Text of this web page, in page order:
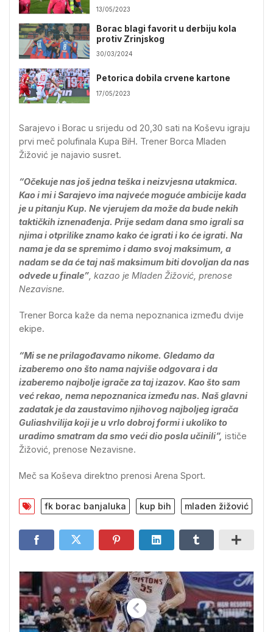
13/05/2023
Borac blagi favorit u derbiju kola
protiv Zrinjskog
30/03/2024
Petorica dobila crvene kartone
17/05/2023
Sarajevo i Borac u srijedu od 20,30 sati na Koševu igraju
prvi meč polufinala Kupa BiH. Trener Borca Mladen
Žižović je najavio susret.
“Očekuje nas još jedna teška i neizvjesna utakmica.
Kao i mi i Sarajevo ima najveće moguće ambicije kada
je u pitanju Kup. Ne vjerujem da može da bude nekih
taktičkih iznenađenja. Prije sedam dana smo igrali sa
njima i otprilike znamo kako će igrati i ko će igrati. Na
nama je da se spremimo i damo svoj maksimum, a
nadam se da će taj naš maksimum biti dovoljan da nas
odvede u finale” , kazao je Mladen Žižović, prenose
Nezavisne.
Trener Borca kaže da nema nepoznanica između dvije
ekipe.
“Mi se ne prilagođavamo nikome. Gledamo da
izaberemo ono što nama najviše odgovara i da
izaberemo najbolje igrače za taj izazov. Kao što sam
već rekao, nema nepoznanica između nas. Naš glavni
zadatak je da zaustavimo njihovog najboljeg igrača
Guliashvilija koji je u vrlo dobroj formi i ukoliko to
uradimo smatram da smo veći dio posla učinili”, ističe
Žižović, prenose Nezavisne.
Meč sa Koševa direktno prenosi Arena Sport.
fk borac banjaluka kup bih mladen žižović